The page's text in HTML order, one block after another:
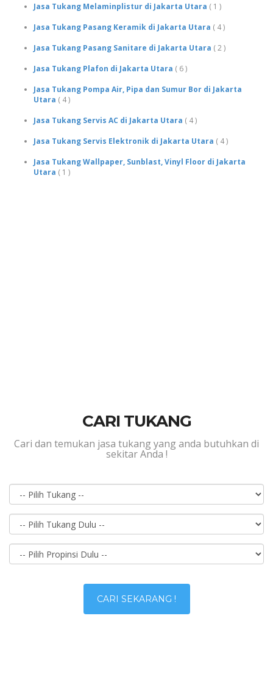
Jasa Tukang Melaminplistur di Jakarta Utara ( 1 )
Jasa Tukang Pasang Keramik di Jakarta Utara ( 4 )
Jasa Tukang Pasang Sanitare di Jakarta Utara ( 2 )
Jasa Tukang Plafon di Jakarta Utara ( 6 )
Jasa Tukang Pompa Air, Pipa dan Sumur Bor di Jakarta
Utara ( 4 )
Jasa Tukang Servis AC di Jakarta Utara ( 4 )
Jasa Tukang Servis Elektronik di Jakarta Utara ( 4 )
Jasa Tukang Wallpaper, Sunblast, Vinyl Floor di Jakarta
Utara ( 1 )
CARI TUKANG
Cari dan temukan jasa tukang yang anda butuhkan di
sekitar Anda !
CARI SEKARANG !